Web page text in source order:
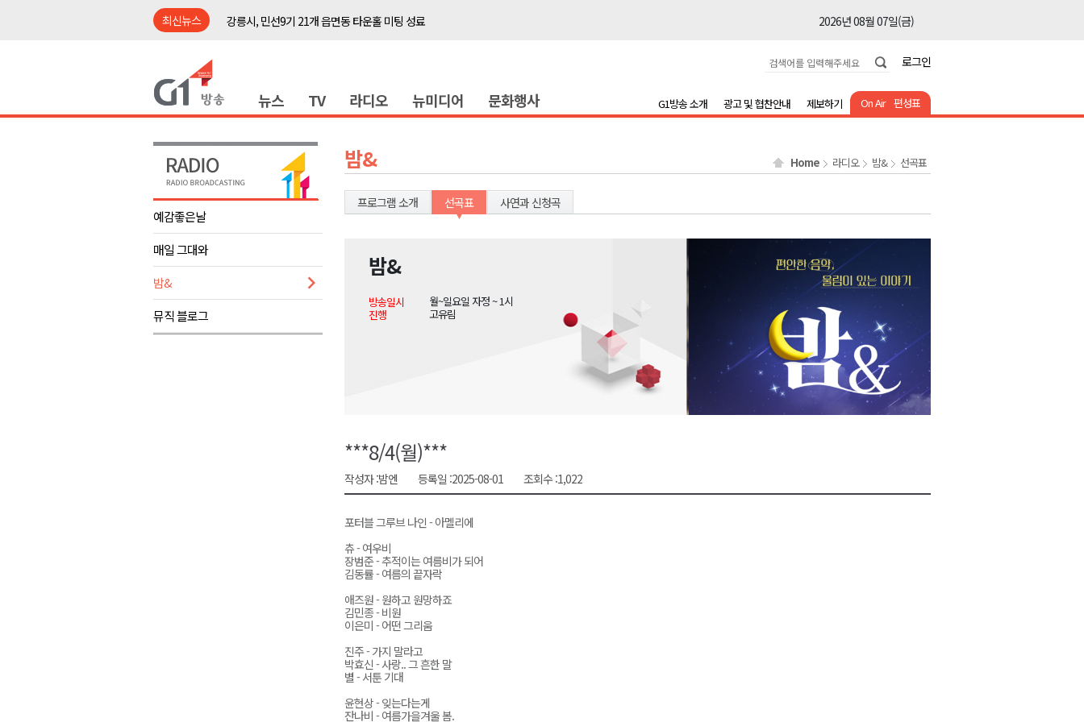
최신뉴스
강릉시, 민선9기 21개 읍면동 타운홀 미팅 성료
2026년 08월 07일(금)
2026년 08월 07일(금)
<강원랜드> 마카오 카지노 "복합리조트로 진화 중"
2026년 08월 07일(금)
강원도립대학교, 하반기 평생교육원 수강생 모집
태백시, 28~29일 제5회 황부자 며느리 축제
2026년 08월 07일(금)
오늘 극한폭염 계속..낮 최고 ‘영상 38도’
2026년 08월 07일(금)
강릉시, 민선9기 21개 읍면동 타운홀 미팅 성료
2026년 08월 07일(금)
양구군, 원주환경청에 비점오염저감 사업 등 건의
2026년 08월 07일(금)
<강원랜드> 관광객이 인구 3배..싱가포르 복합리조트
2026년 08월 07일(금)
2026년 08월 07일(금)
2026년 08월 07일(금)
2026년 08월 07일(금)
오늘 극한폭염 계속..낮 최고 ‘영상 38도’
썩고, 무르고..농산물 피해 속출
로그인
뉴스 TV 라디오 뉴미디어 문화행사 On Air 편성표
G1방송 소개 광고 및 협찬안내 제보하기
예감좋은날
매일 그대와
밤&
뮤직 블로그
밤& Home 라디오 밤& 선곡표
프로그램 소개 선곡표 사연과 신청곡
밤&
방송일시
월~일요일 자정 ~ 1시
진행
고유림
***8/4(월)***
작성자 :밤엔 등록일 :2025-08-01 조회수 :1,022
포터블 그루브 나인 - 아멜리에
츄 - 여우비
장범준 - 추적이는 여름비가 되어
김동률 - 여름의 끝자락
애즈원 - 원하고 원망하죠
김민종 - 비원
이은미 - 어떤 그리움
진주 - 가지 말라고
박효신 - 사랑.. 그 흔한 말
별 - 서툰 기대
윤현상 - 잊는다는게
잔나비 - 여름가을겨울 봄.